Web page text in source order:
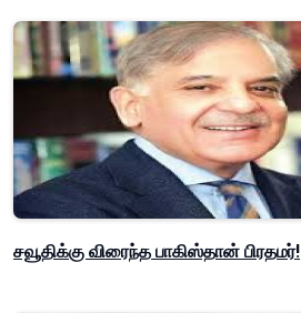
சவூதிக்கு விரைந்த பாகிஸ்தான் பிரதமர்!